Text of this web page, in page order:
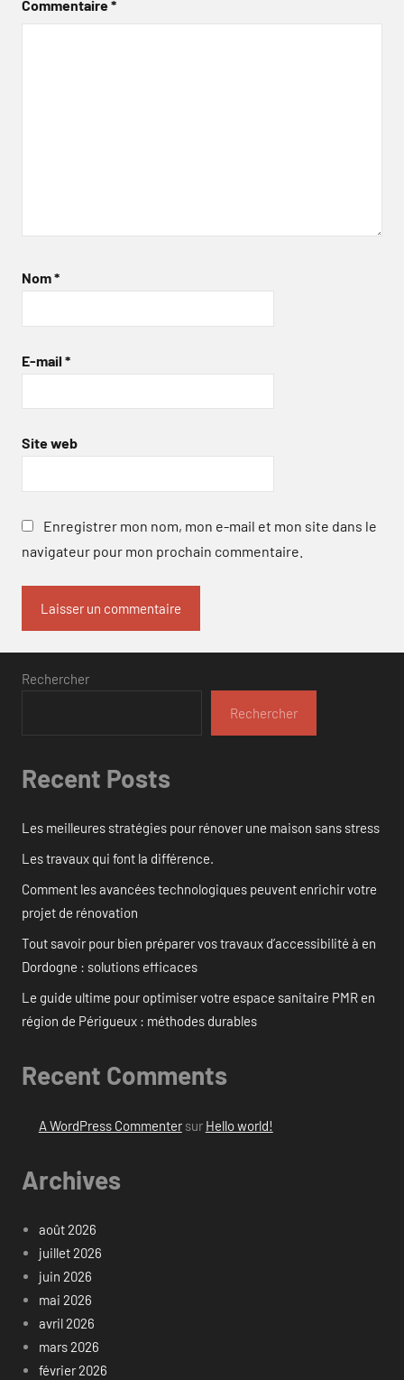
Commentaire*
Nom*
E-mail *
Site web
Enregistrer mon nom, mon e-mail et mon site dans le
navigateur pour mon prochain commentaire.
Rechercher
Rechercher
Recent Posts
Les meilleures stratégies pour rénover une maison sans stress
Les travaux qui font la différence.
Comment les avancées technologiques peuvent enrichir votre
projet de rénovation
Tout savoir pour bien préparer vos travaux d’accessibilité à en
Dordogne : solutions efficaces
Le guide ultime pour optimiser votre espace sanitaire PMR en
région de Périgueux : méthodes durables
Recent Comments
A WordPress Commentersur Hello world!
Archives
août 2026
juillet 2026
juin 2026
mai 2026
avril 2026
mars 2026
février 2026